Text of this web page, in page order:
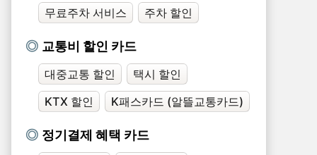
무료주차 서비스
주차 할인
교통비 할인 카드
대중교통 할인
택시 할인
KTX 할인
K패스카드 (알뜰교통카드)
정기결제 혜택 카드